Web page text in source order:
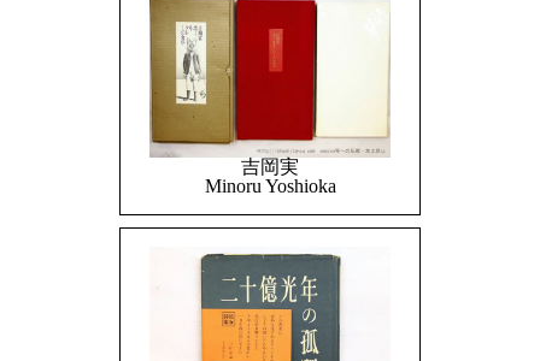
吉岡実
Minoru Yoshioka